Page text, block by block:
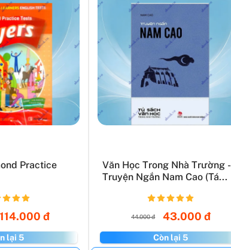
Practice
114.000 đ
lại 5
Văn Học Trong Nhà Trường -
Truyện Ngắn Nam Cao (Tá...
44.000 đ 43.000 đ
Còn lại 5